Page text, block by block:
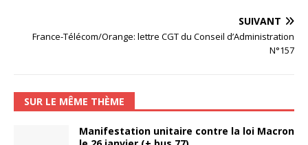
SUIVANT
France-Télécom/Orange: lettre CGT du Conseil d’Administration
N°157
SUR LE MÊME THÈME
Manifestation unitaire contre la loi Macron